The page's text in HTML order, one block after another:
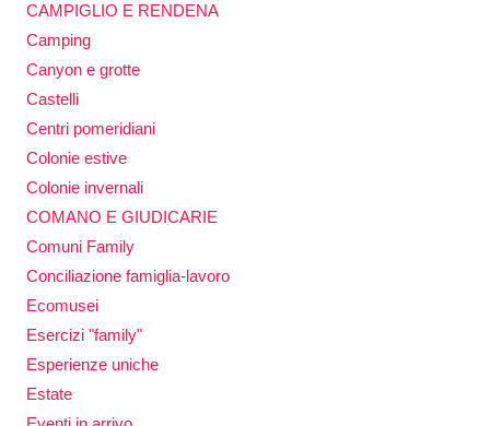
CAMPIGLIO E RENDENA
Camping
Canyon e grotte
Castelli
Centri pomeridiani
Colonie estive
Colonie invernali
COMANO E GIUDICARIE
Comuni Family
Conciliazione famiglia-lavoro
Ecomusei
Esercizi "family"
Esperienze uniche
Estate